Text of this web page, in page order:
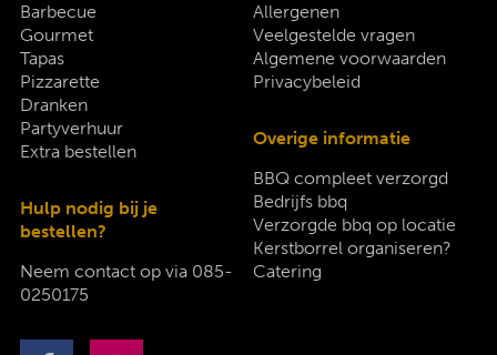
Barbecue
Gourmet
Tapas
Pizzarette
Dranken
Partyverhuur
Extra bestellen
Hulp nodig bij je
bestellen?
Neem contact op via 085-
0250175
Allergenen
Veelgestelde vragen
Algemene voorwaarden
Privacybeleid
Overige informatie
BBQ compleet verzorgd
Bedrijfs bbq
Verzorgde bbq op locatie
Kerstborrel organiseren?
Catering